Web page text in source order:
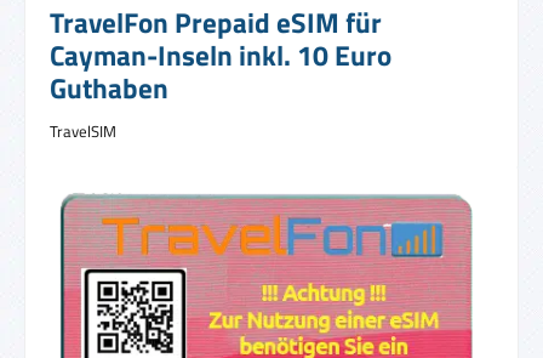
TravelFon Prepaid eSIM für
Cayman-Inseln inkl. 10 Euro
Guthaben
TravelSIM
Bildergalerie überspringen